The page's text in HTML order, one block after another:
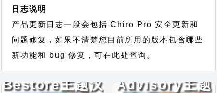
日志说明
产品更新日志一般会包括 Chiro Pro 安全更新和
问题修复，如果不清楚您目前所用的版本包含哪些
新功能和 bug 修复，可在此处查询。
Bestore主题汉
Advisory主题